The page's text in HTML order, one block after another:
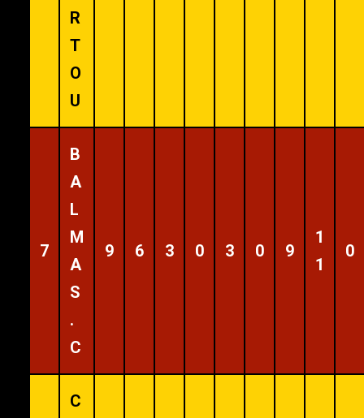
R
T
O
U
7
B
A
L
M
A
S
.
C
9 6 3 0 3 0 9
1
1
0
C